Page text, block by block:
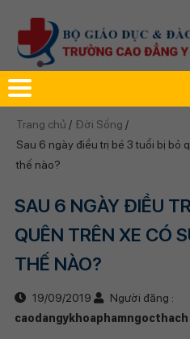
Trang chủ / Đời Sống /
Sau 6 ngày điều trị bé 3 tuổi bị bỏ
thế nào?
SAU 6 NGÀY ĐIỀU
QUÊN TRÊN XE CÓ
THẾ NÀO?
19/09/2019
Người đăng :
caodangykhoaphamngocthach